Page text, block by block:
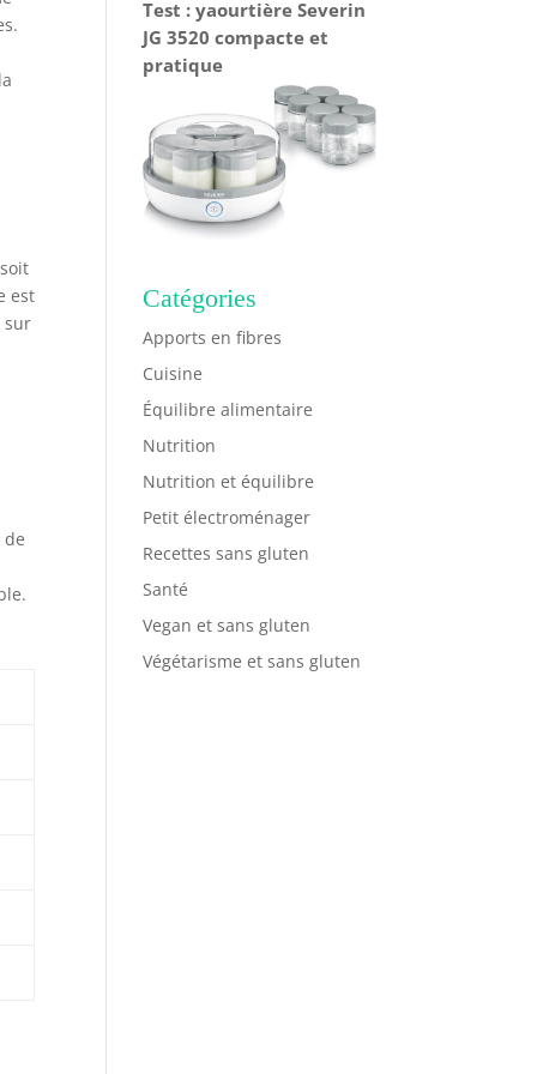
est
sur
Test : yaourtière Severin
JG 3520 compacte et
pratique
Catégories
Apports en fibres
Cuisine
Équilibre alimentaire
Nutrition
Nutrition et équilibre
Petit électroménager
Recettes sans gluten
Santé
Vegan et sans gluten
Végétarisme et sans gluten